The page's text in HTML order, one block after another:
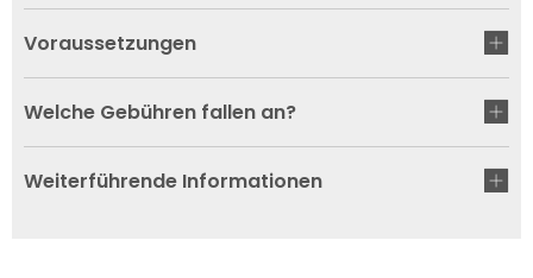
Voraussetzungen
Welche Gebühren fallen an?
Weiterführende Informationen